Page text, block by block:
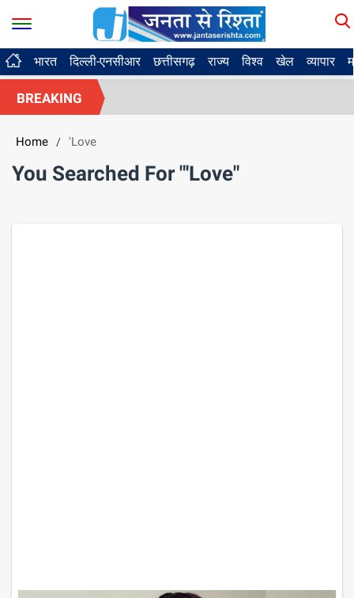
भारत दिल्ली-एनसीआर छत्तीसगढ़ राज्य विश्व खेल व्यापार
BREAKING
Home / 'Love
You Searched For "'Love"